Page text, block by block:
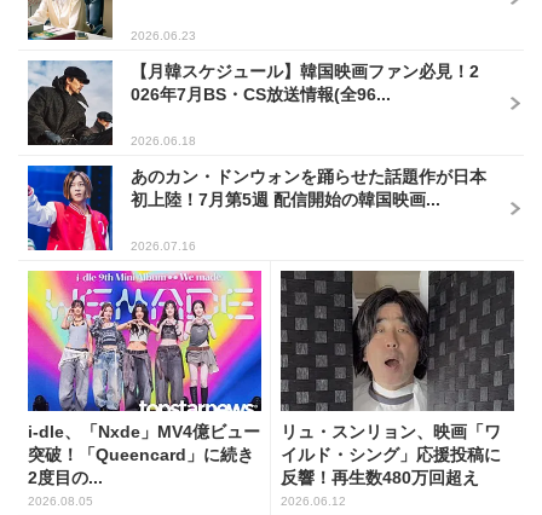
2026.06.23
【月韓スケジュール】韓国映画ファン必見！2
026年7月BS・CS放送情報(全96...
2026.06.18
あのカン・ドンウォンを踊らせた話題作が日本
初上陸！7月第5週 配信開始の韓国映画...
2026.07.16
i-dle、「Nxde」MV4億ビュー
突破！「Queencard」に続き
2度目の...
2026.08.05
リュ・スンリョン、映画「ワ
イルド・シング」応援投稿に
反響！再生数480万回超え
2026.06.12